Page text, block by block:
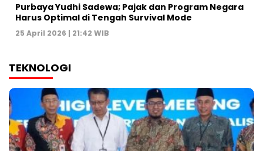
Purbaya Yudhi Sadewa; Pajak dan Program Negara
Harus Optimal di Tengah Survival Mode
25 April 2026 | 21:42 WIB
TEKNOLOGI